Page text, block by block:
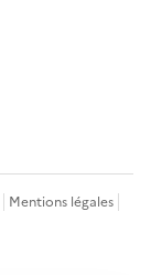
Mentions légales